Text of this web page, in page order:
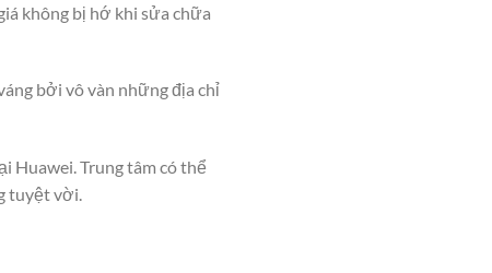
không bị hớ khi sửa chữa
bởi vô vàn những địa chỉ
Huawei. Trung tâm có thể
tuyệt vời.